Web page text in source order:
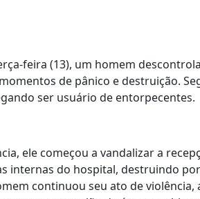
feira (13), um homem
de pânico e destruição.
ser usuário de entorpecentes.
ele começou a vandalizar a
internas do hospital, destruindo
continuou seu ato de